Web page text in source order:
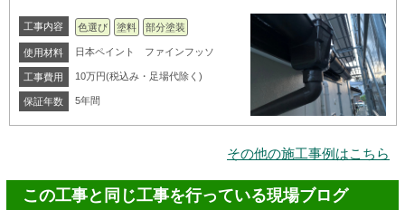
工事内容 色選び 塗料 部分塗装
使用材料 日本ペイント ファインフッソ
工事費用 10万円(税込み・足場代除く)
保証年数 5年間
その他の施工事例はこちら
この工事と同じ工事を行っている現場ブログ